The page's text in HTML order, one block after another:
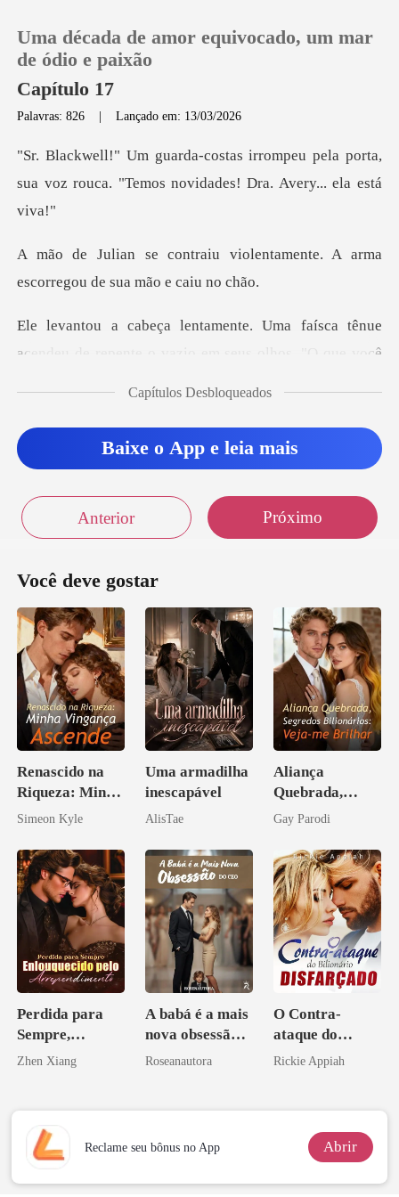
Loja
Sair
Uma década de amor equivocado, um mar
de ódio e paixão
Capítulo 17
Palavras: 826 |Lançado em: 13/03/2026
peu pela porta,
sua voz rouca. "Temos n
iolentamente. A arma
escorreg
faísca tênue
acendeu de repente o va
a-costa
Capítulos Desbloqueados
Baixe o App e leia mais
Anterior Próximo
Você deve gostar
Renascido na
Riqueza: Minha
Vingança
Simeon Kyle
Uma armadilha
inescapável
AlisTae
Aliança
Quebrada,
Segredos
Veja-me Brilhar
Gay Parodi
Perdida para
Sempre,
Enlouquecido
o
Zhen Xiang
A babá é a mais
nova obsessão
do CEO
Roseanautora
O Contra-
ataque do
Bilionário
Rickie Appiah
Reclame seu bônus no App Abrir